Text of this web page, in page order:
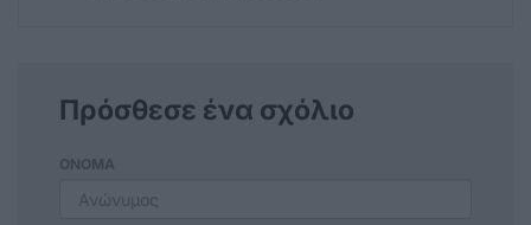
Πρόσθεσε ένα σχόλιο
ΟΝΟΜΑ